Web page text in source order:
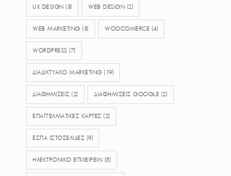
UX DESIGN (3) WEB DESIGN (2)
WEB MARKETING (3) WOOCOMERCE (4)
WORDPRESS (7)
ΔΙΑΔΙΚΤΥΑΚΟ MARKETING (19)
ΔΙΑΦΗΜΙΣΕΙΣ (2) ΔΙΑΦΗΜΙΣΕΙΣ GOOGLE (2)
ΕΠΑΓΓΕΛΜΑΤΙΚΕΣ ΚΑΡΤΕΣ (2)
ΕΣΠΑ ΙΣΤΟΣΕΛΙΔΕΣ (9)
ΗΛΕΚΤΡΟΝΙΚΟ ΕΠΙΧΕΙΡΕΙΝ (5)